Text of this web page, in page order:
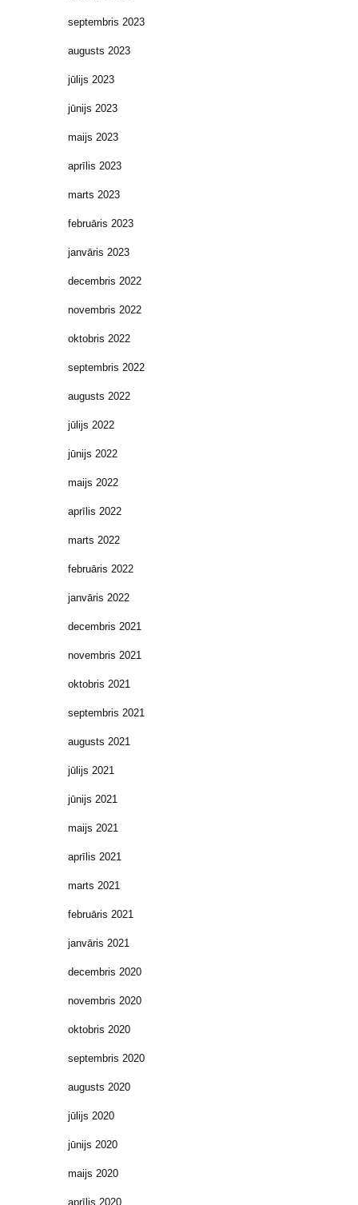
septembris 2023
augusts 2023
jūlijs 2023
jūnijs 2023
maijs 2023
aprīlis 2023
marts 2023
februāris 2023
janvāris 2023
decembris 2022
novembris 2022
oktobris 2022
septembris 2022
augusts 2022
jūlijs 2022
jūnijs 2022
maijs 2022
aprīlis 2022
marts 2022
februāris 2022
janvāris 2022
decembris 2021
novembris 2021
oktobris 2021
septembris 2021
augusts 2021
jūlijs 2021
jūnijs 2021
maijs 2021
aprīlis 2021
marts 2021
februāris 2021
janvāris 2021
decembris 2020
novembris 2020
oktobris 2020
septembris 2020
augusts 2020
jūlijs 2020
jūnijs 2020
maijs 2020
aprīlis 2020